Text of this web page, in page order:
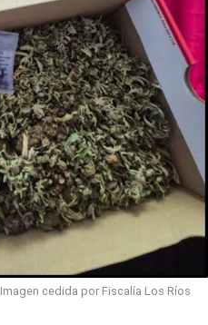
Imagen cedida por Fiscalía Los Ríos